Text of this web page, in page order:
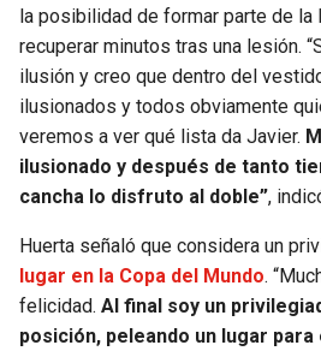
la posibilidad de formar parte de
recuperar minutos tras una lesión.
ilusión y creo que dentro del
ilusionados y todos obviamente
veremos a ver qué lista da Javier.
ilusionado y después de tanto
cancha lo disfruto al doble”,
Huerta señaló que considera un
lugar en la Copa del Mundo.
felicidad. Al final soy un
posición, peleando un lugar para